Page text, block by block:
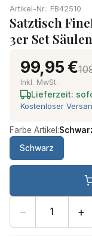
Artikel-Nr.: FB42510
Satztisch
3er Set
99,95 €
Inkl. MwSt.
Lieferzeit:
Kostenloser
Farbe Artikel:
Schwarz
− +